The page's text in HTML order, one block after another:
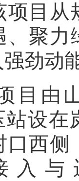
项目从
、聚力
劲动
目由
站设在
口西侧
入